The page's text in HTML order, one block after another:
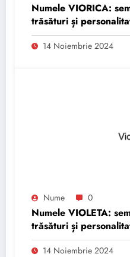
Numele VIORICA:
trăsături și
14 Noiembrie 2024
Nume 0
Numele VIOLETA:
trăsături și
14 Noiembrie 2024